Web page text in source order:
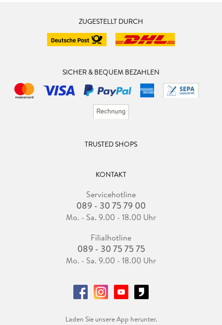
ZUGESTELLT DURCH
SICHER & BEQUEM BEZAHLEN
TRUSTED SHOPS
KONTAKT
Servicehotline
089 - 30 75 79 00
Mo. - Sa. 9.00 - 18.00 Uhr
Filialhotline
089 - 30 75 75 75
Mo. - Sa. 9.00 - 18.00 Uhr
Laden Sie unsere App herunter.